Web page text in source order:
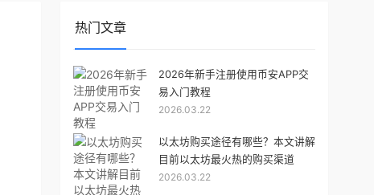
热门文章
2026年新手注册使用币安APP交
易入门教程
2026.03.22
以太坊购买途径有哪些？本文讲解
目前以太坊最火热的购买渠道
2026.03.22